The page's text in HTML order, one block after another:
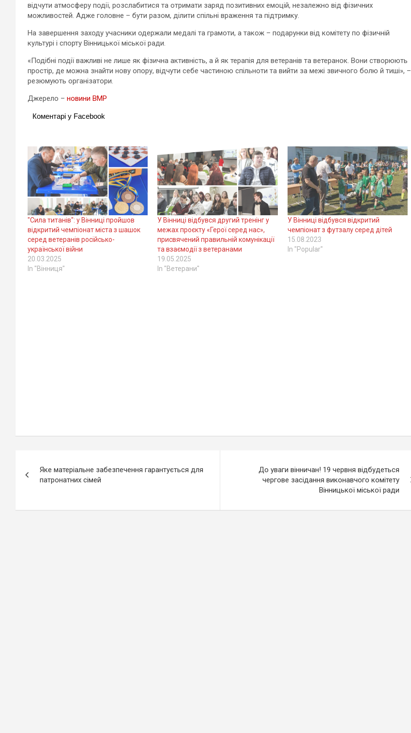
відчути атмосферу події, розслабитися та отримати заряд позитивних емоцій, незалежно від фізичних
можливостей. Адже головне – бути разом, ділити спільні враження та підтримку.
На завершення заходу учасники одержали медалі та грамоти, а також – подарунки від комітету по фізичній
культурі і спорту Вінницької міської ради.
«Подібні події важливі не лише як фізична активність, а й як терапія для ветеранів та ветеранок. Вони створюють
простір, де можна знайти нову опору, відчути себе частиною спільноти та вийти за межі звичного болю й тиші», –
резюмують організатори.
Джерело – новини ВМР
Коментарі у Facebook
"Сила титанів": у Вінниці пройшов
відкритий чемпіонат міста з шашок
серед ветеранів російсько-
української війни
20.03.2025
In "Вінниця"
У Вінниці відбувся другий тренінг у
межах проєкту «Герої серед нас»,
присвячений правильній комунікації
та взаємодії з ветеранами
19.05.2025
In "Ветерани"
У Вінниці відбувся відкритий
чемпіонат з футзалу серед дітей
15.08.2023
In "Popular"
записів
Яке матеріальне забезпечення гарантується для
патронатних сімей
До уваги вінничан! 19 червня відбудеться
чергове засідання виконавчого комітету
Вінницької міської ради